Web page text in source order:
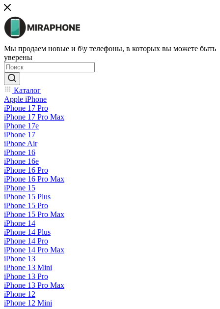
Мы продаем новые и б\у телефоны, в которых вы можете быть
уверены
Каталог
Apple iPhone
iPhone 17 Pro
iPhone 17 Pro Max
iPhone 17e
iPhone 17
iPhone Air
iPhone 16
iPhone 16e
iPhone 16 Pro
iPhone 16 Pro Max
iPhone 15
iPhone 15 Plus
iPhone 15 Pro
iPhone 15 Pro Max
iPhone 14
iPhone 14 Plus
iPhone 14 Pro
iPhone 14 Pro Max
iPhone 13
iPhone 13 Mini
iPhone 13 Pro
iPhone 13 Pro Max
iPhone 12
iPhone 12 Mini